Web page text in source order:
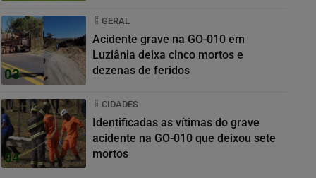
03
GERAL
Acidente grave na GO-010 em
Luziânia deixa cinco mortos e
dezenas de feridos
04
CIDADES
Identificadas as vítimas do grave
acidente na GO-010 que deixou sete
mortos